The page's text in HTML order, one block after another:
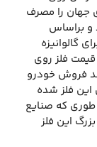
تولیدی جهان را مصرف
و براساس
گالوانیزه
فلز روی
رشد فروش خودرو
این فلز شده
که صنایع
این فلز